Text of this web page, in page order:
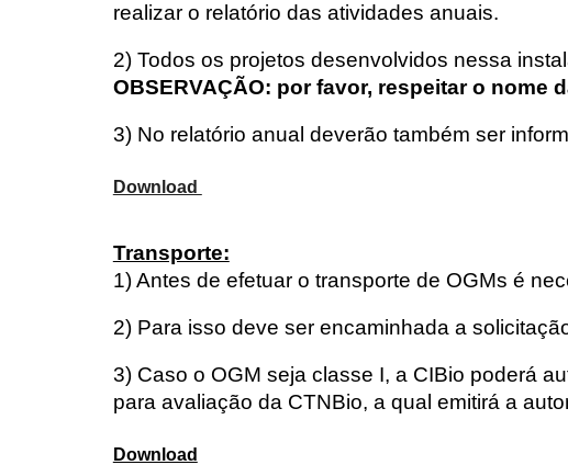
realizar o relatório das atividades anuais.
2) Todos os projetos desenvolvidos nessa
OBSERVAÇÃO: por favor, respeitar o
3) No relatório anual deverão também ser
Download
Transporte:
1) Antes de efetuar o transporte de OGMs é
2) Para isso deve ser encaminhada a
3) Caso o OGM seja classe I, a CIBio poderá
para avaliação da CTNBio, a qual emitirá a
Download